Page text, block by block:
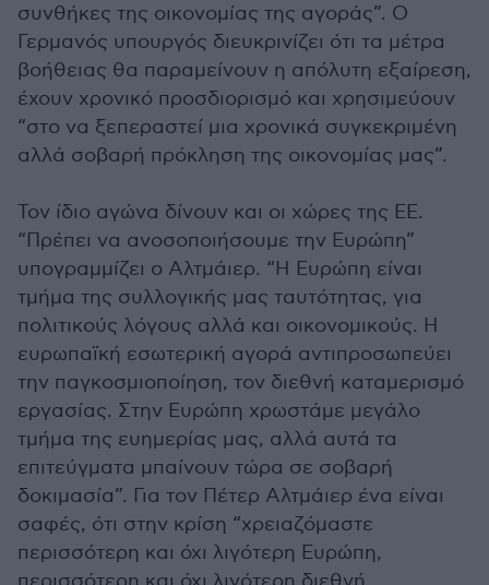
συνθήκες της οικονομίας της αγοράς”. Ο
Γερμανός υπουργός διευκρινίζει ότι τα μέτρα
βοήθειας θα παραμείνουν η απόλυτη εξαίρεση,
έχουν χρονικό προσδιορισμό και χρησιμεύουν
“στο να ξεπεραστεί μια χρονικά συγκεκριμένη
αλλά σοβαρή πρόκληση της οικονομίας μας”.
Τον ίδιο αγώνα δίνουν και οι χώρες της ΕΕ.
“Πρέπει να ανοσοποιήσουμε την Ευρώπη”
υπογραμμίζει ο Αλτμάιερ. “Η Ευρώπη είναι
τμήμα της συλλογικής μας ταυτότητας, για
πολιτικούς λόγους αλλά και οικονομικούς. Η
ευρωπαϊκή εσωτερική αγορά αντιπροσωπεύει
την παγκοσμιοποίηση, τον διεθνή καταμερισμό
εργασίας. Στην Ευρώπη χρωστάμε μεγάλο
τμήμα της ευημερίας μας, αλλά αυτά τα
επιτεύγματα μπαίνουν τώρα σε σοβαρή
δοκιμασία”. Για τον Πέτερ Αλτμάιερ ένα είναι
σαφές, ότι στην κρίση “χρειαζόμαστε
περισσότερη και όχι λιγότερη Ευρώπη,